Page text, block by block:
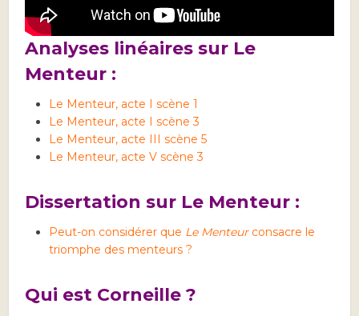
Analyses linéaires sur Le
Menteur :
Le Menteur, acte I scène 1
Le Menteur, acte I scène 3
Le Menteur, acte III scène 5
Le Menteur, acte V scène 3
Dissertation sur Le Menteur :
Peut-on considérer que Le Menteurconsacre le
triomphe des menteurs ?
Qui est Corneille ?